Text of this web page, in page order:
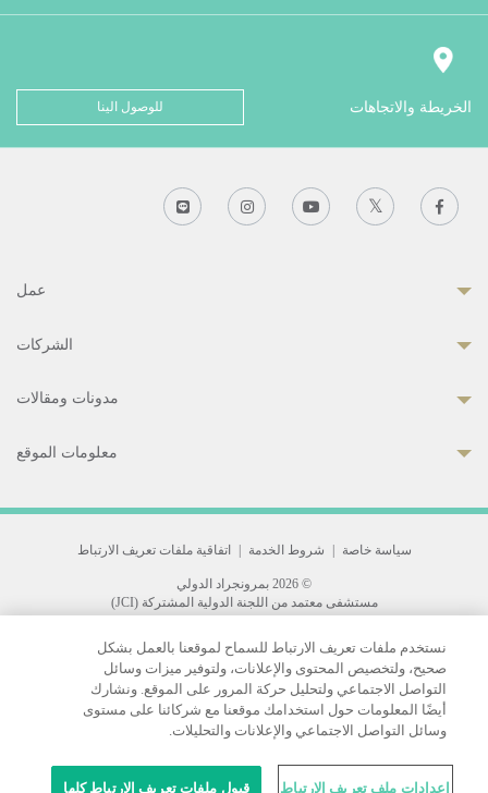
الخريطة والاتجاهات للوصول الينا
عمل
الشركات
مدونات ومقالات
معلومات الموقع
سياسة خاصة | شروط الخدمة | اتفاقية ملفات تعريف الارتباط
© 2026 بمرونجراد الدولي
مستشفى معتمد من اللجنة الدولية المشتركة (JCI)
33 Sukhumvit 3, Wattana, Bangkok 10110 Thailand.
All rights reserved.
نستخدم ملفات تعريف الارتباط للسماح لموقعنا بالعمل بشكل
صحيح، ولتخصيص المحتوى والإعلانات، ولتوفير ميزات وسائل
التواصل الاجتماعي ولتحليل حركة المرور على الموقع. ونشارك
أيضًا المعلومات حول استخدامك موقعنا مع شركائنا على مستوى
وسائل التواصل الاجتماعي والإعلانات والتحليلات.
إعدادات ملف تعريف الارتباط قبول ملفات تعريف الارتباط كلها